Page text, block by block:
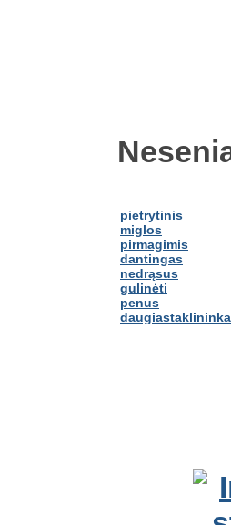
pietrytinis
miglos
pirmagimis
dantingas
nedrąsus
gulinėti
penus